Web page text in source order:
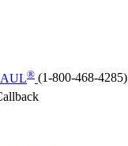
® (1-800-468-4285)